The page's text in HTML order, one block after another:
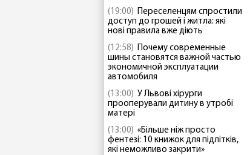
(19:00) Переселенцям спростили
доступ до грошей і житла: які
нові правила вже діють
(12:58) Почему современные
шины становятся важной частью
экономичной эксплуатации
автомобиля
(13:00) У Львові хірурги
прооперували дитину в утробі
матері
(13:00) «Більше ніж просто
фентезі: 10 книжок для підлітків,
які неможливо закрити»